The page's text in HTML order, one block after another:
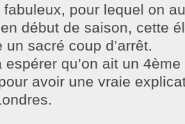
pour lequel on
début de saison, cette
un sacré coup d’arrêt.
espérer qu’on ait un
avoir une vraie